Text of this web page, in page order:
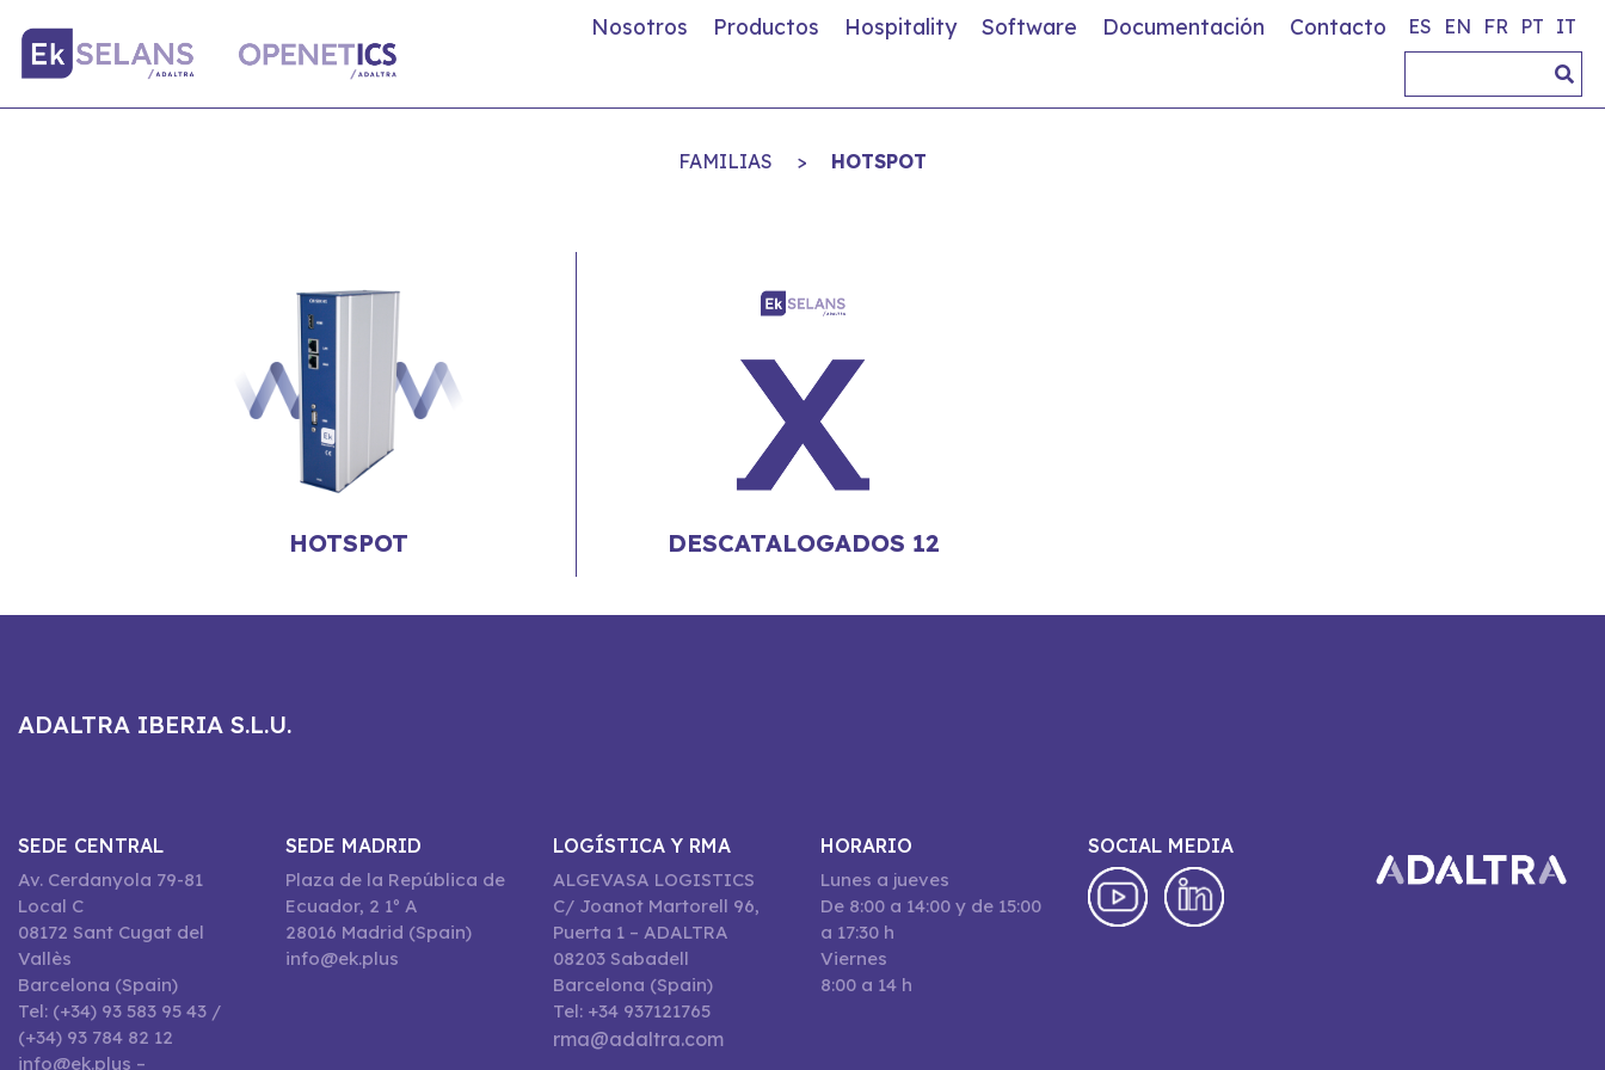
Nosotros Productos Hospitality Software Documentación Contacto ES EN FR PT IT
FAMILIAS > HOTSPOT
HOTSPOT DESCATALOGADOS 12
ADALTRA IBERIA S.L.U.
SEDE CENTRAL
Av. Cerdanyola 79-81
Local C
08172 Sant Cugat del
Vallès
Barcelona (Spain)
Tel: (+34) 93 583 95 43 /
(+34) 93 784 82 12
info@ek.plus –
SEDE MADRID
Plaza de la República de
Ecuador, 2 1º A
28016 Madrid (Spain)
info@ek.plus
LOGÍSTICA Y RMA
ALGEVASA LOGISTICS
C/ Joanot Martorell 96,
Puerta 1 – ADALTRA
08203 Sabadell
Barcelona (Spain)
Tel: +34 937121765
rma@adaltra.com
HORARIO
Lunes a jueves
De 8:00 a 14:00 y de 15:00
a 17:30 h
Viernes
8:00 a 14 h
SOCIAL MEDIA